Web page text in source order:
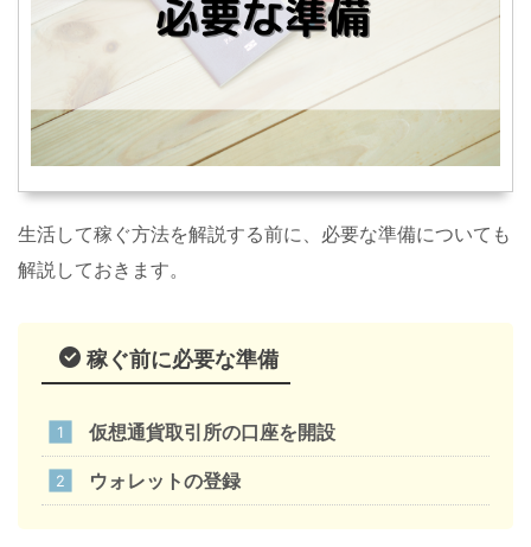
生活して稼ぐ方法を解説する前に、必要な準備についても
解説しておきます。
稼ぐ前に必要な準備
仮想通貨取引所の口座を開設
ウォレットの登録